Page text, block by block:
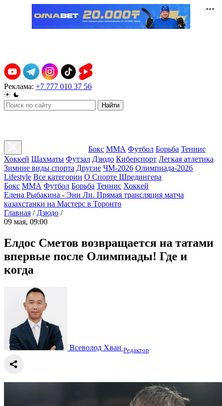
Реклама: +7 777 010 37 56
Найти
Бокс ММА Футбол Борьба Теннис
Хоккей Шахматы Футзал Дзюдо Киберспорт Легкая атлетика
Зимние виды спорта Другие ЧМ-2026 Олимпиада-2026
Lifestyle Все категории О Спорте Шредингера
Бокс ММА Футбол Борьба Теннис Хоккей
Елена Рыбакина - Энн Ли. Прямая трансляция матча
казахстанки на Мастерс в Торонто
Главная / Дзюдо /
09 мая, 09:00
Елдос Сметов возвращается на татами
впервые после Олимпиады! Где и
когда
Всеволод Хван Редактор